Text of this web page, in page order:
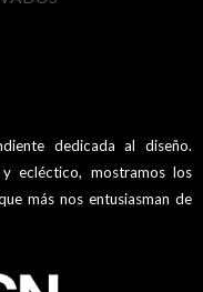
dedicada al diseño.
ecléctico, mostramos los
más nos entusiasman de